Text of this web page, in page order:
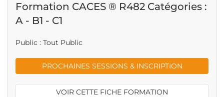
Formation CACES ® R482 Catégories :
A - B1 - C1
Public : Tout Public
PROCHAINES SESSIONS & INSCRIPTION
VOIR CETTE FICHE FORMATION